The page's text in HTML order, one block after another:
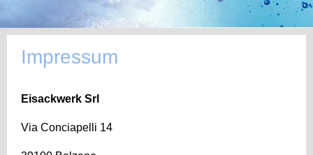
Impressum
Eisackwerk Srl
Via Conciapelli 14